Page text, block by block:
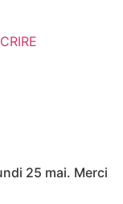
25 mai. Merci